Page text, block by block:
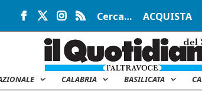
Cerca… ACQUISTA
CALABRIA BASILICATA